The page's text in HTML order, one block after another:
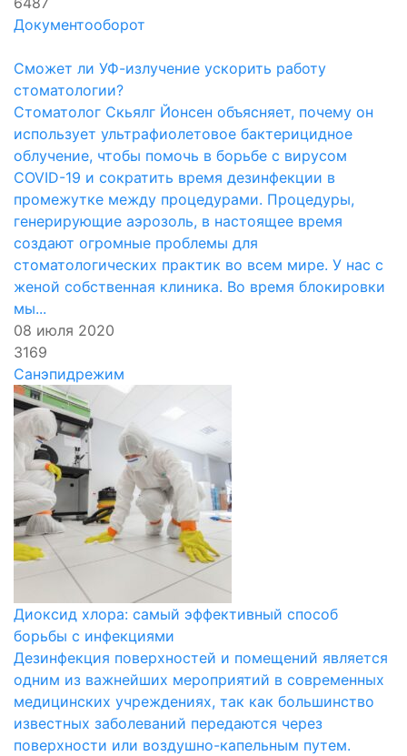
Документооборот
Сможет ли УФ-излучение ускорить работу
стоматологии?
Стоматолог Скьялг Йонсен объясняет, почему он
использует ультрафиолетовое бактерицидное
облучение, чтобы помочь в борьбе с вирусом
COVID-19 и сократить время дезинфекции в
промежутке между процедурами. Процедуры,
генерирующие аэрозоль, в настоящее время
создают огромные проблемы для
стоматологических практик во всем мире. У нас с
женой собственная клиника. Во время блокировки
мы...
08 июля 2020
3169
Санэпидрежим
Диоксид хлора: самый эффективный способ
борьбы с инфекциями
Дезинфекция поверхностей и помещений является
одним из важнейших мероприятий в современных
медицинских учреждениях, так как большинство
известных заболеваний передаются через
поверхности или воздушно-капельным путем.